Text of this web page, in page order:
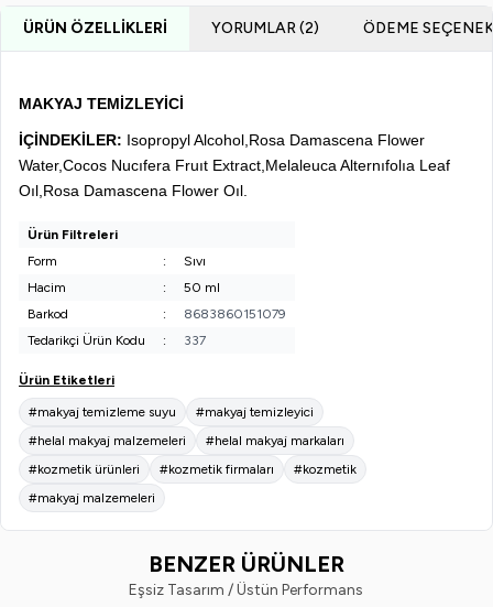
ÜRÜN ÖZELLIKLERI YORUMLAR (2) ÖDEME
MAKYAJ TEMİZLEYİCİ
İÇİNDEKİLER: Isopropyl Alcohol,Rosa Damascena Flower
Water,Cocos Nucıfera Fruıt Extract,Melaleuca Alternıfolıa Leaf
Oıl,Rosa Damascena Flower Oıl.
Ürün Filtreleri
Form
:
Sıvı
Hacim
:
50 ml
Barkod
:
8683860151079
Tedarikçi Ürün Kodu
: 337
Ürün Etiketleri
#makyaj temizleme suyu
#makyaj temizleyici
#helal makyaj malzemeleri
#helal makyaj markaları
#kozmetik ürünleri
#kozmetik firmaları
#kozmetik
#makyaj malzemeleri
BENZER ÜRÜNLER
Eşsiz Tasarım / Üstün Performans